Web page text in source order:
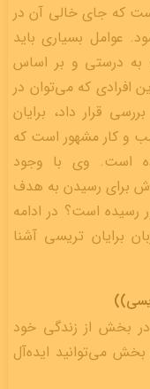
که جای خالی آن در
بسیاری باید
درستی و بر اساس
افرادی که می‌توان در
قرار داد، برایان
و کار مشهور است که
است. وی با وجود
برای رسیدن به هدف
رسیده است؟ در ادامه
زبان برایان تریسی آشنا
بخش از زندگی خود
می‌توانید ایده‌آل